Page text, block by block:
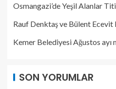
Osmangazi’de Yeşil Alanlar
Rauf Denktaş ve Bülent Ecevit
Kemer Belediyesi Ağustos ayı
SON YORUMLAR